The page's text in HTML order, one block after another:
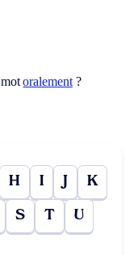
motoralement?
H I J K
S T U